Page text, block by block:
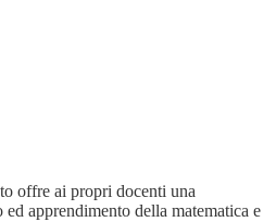
offre ai propri docenti una
apprendimento della matematica e